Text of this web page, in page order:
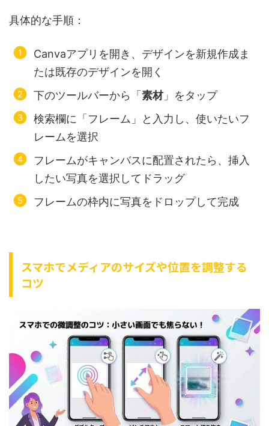
具体的な手順：
Canvaアプリを開き、デザインを新規作成ま
たは既存のデザインを開く
下のツールバーから「素材」をタップ
検索欄に「フレーム」と入力し、使いたいフ
レームを選択
フレームがキャンバスに配置されたら、挿入
したい写真を選択してドラッグ
フレームの枠内に写真をドロップして完成
スマホでメディアのサイズや位置を調整する
コツ